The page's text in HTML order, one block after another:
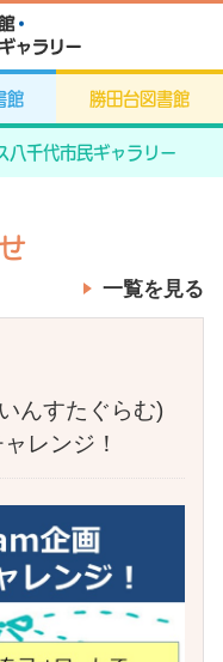
館 勝田台図書館
八千代市民ギャラリー
一覧を見る
んすたぐらむ)
レンジ！